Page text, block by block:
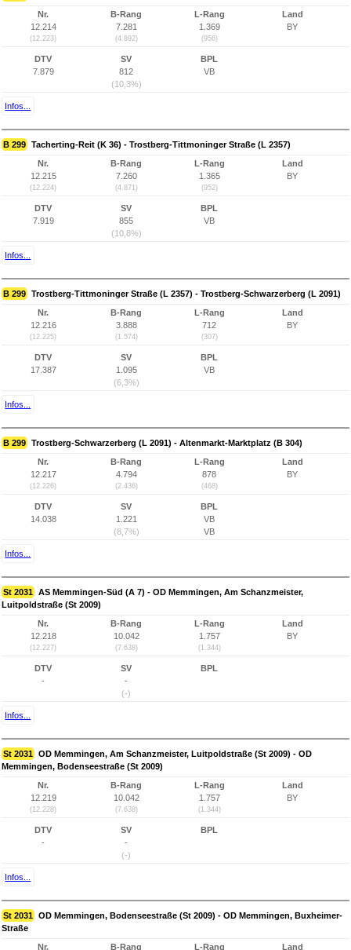
Nr.
12.214
(12.223)
B-Rang
7.281
(4.892)
L-Rang
1.369
(956)
Land
BY
DTV
7.879
SV
812
(10,3%)
BPL
VB
Infos...
B 299 Tacherting-Reit (K 36) - Trostberg-Tittmoninger Straße (L 2357)
Nr.
12.215
(12.224)
B-Rang
7.260
(4.871)
L-Rang
1.365
(952)
Land
BY
DTV
7.919
SV
855
(10,8%)
BPL
VB
Infos...
B 299 Trostberg-Tittmoninger Straße (L 2357) - Trostberg-Schwarzerberg (L 2091)
Nr.
12.216
(12.225)
B-Rang
3.888
(1.574)
L-Rang
712
(307)
Land
BY
DTV
17.387
SV
1.095
(6,3%)
BPL
VB
Infos...
B 299 Trostberg-Schwarzerberg (L 2091) - Altenmarkt-Marktplatz (B 304)
Nr.
12.217
(12.226)
B-Rang
4.794
(2.436)
L-Rang
878
(468)
Land
BY
DTV
14.038
SV
1.221
(8,7%)
BPL
VB
VB
Infos...
St 2031 AS Memmingen-Süd (A 7) - OD Memmingen, Am Schanzmeister,
Luitpoldstraße (St 2009)
Nr.
12.218
(12.227)
B-Rang
10.042
(7.638)
L-Rang
1.757
(1.344)
Land
BY
DTV
-
SV
-
(-)
BPL
Infos...
St 2031 OD Memmingen, Am Schanzmeister, Luitpoldstraße (St 2009) - OD
Memmingen, Bodenseestraße (St 2009)
Nr.
12.219
(12.228)
B-Rang
10.042
(7.638)
L-Rang
1.757
(1.344)
Land
BY
DTV
-
SV
-
(-)
BPL
Infos...
St 2031 OD Memmingen, Bodenseestraße (St 2009) - OD Memmingen, Buxheimer-
Straße
Nr.
B-Rang
L-Rang
Land